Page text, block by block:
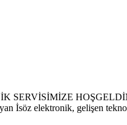
HOŞGELDİNİZ…
İsöz elektronik, gelişen